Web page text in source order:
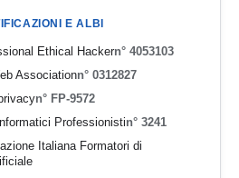
E ALBI
Ethical Hackern° 4053103
Associationn° 0312827
n° FP-9572
Professionistin° 3241
Italiana Formatori di